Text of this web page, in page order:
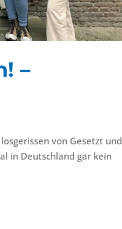
–
von Gesetzt und
in Deutschland gar kein